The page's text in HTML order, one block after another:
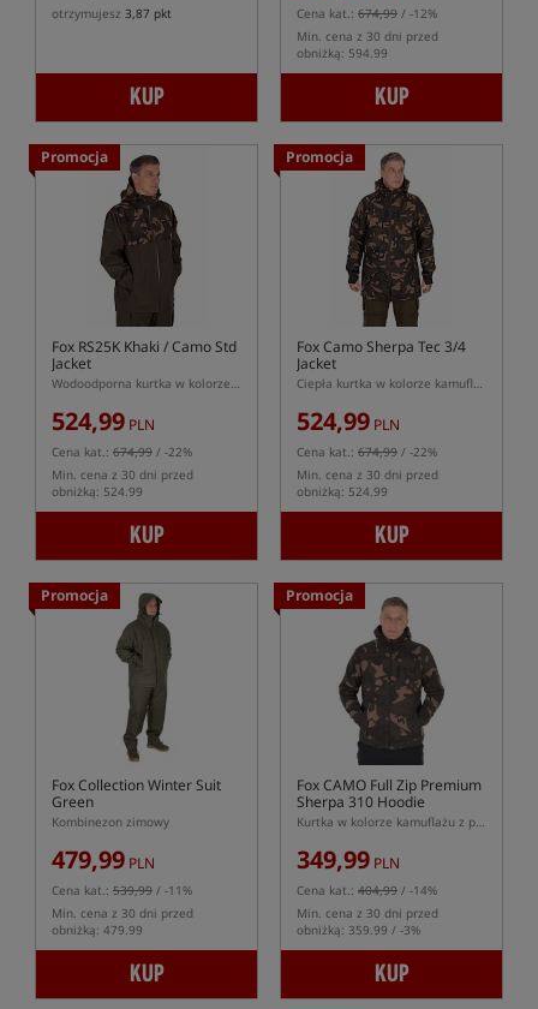
otrzymujesz 3,87 pkt
KUP
Cena kat.: 674,99 / -12%
Min. cena z 30 dni przed
obniżką: 594.99
KUP
Promocja
Fox RS25K Khaki / Camo Std
Jacket
Wodoodporna kurtka w kolorze kamuflażu
524,99 PLN
Cena kat.: 674,99 / -22%
Min. cena z 30 dni przed
obniżką: 524.99
KUP
Promocja
Fox Camo Sherpa Tec 3/4
Jacket
Ciepła kurtka w kolorze kamuflażu
524,99 PLN
Cena kat.: 674,99 / -22%
Min. cena z 30 dni przed
obniżką: 524.99
KUP
Promocja
Fox Collection Winter Suit
Green
Kombinezon zimowy
479,99 PLN
Cena kat.: 539,99 / -11%
Min. cena z 30 dni przed
obniżką: 479.99
KUP
Promocja
Fox CAMO Full Zip Premium
Sherpa 310 Hoodie
Kurtka w kolorze kamuflażu z podszewką sherpa
349,99 PLN
Cena kat.: 404,99 / -14%
Min. cena z 30 dni przed
obniżką: 359.99 / -3%
KUP